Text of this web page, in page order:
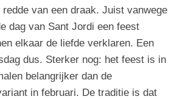
van een draak. Juist vanwege
dag van Sant Jordi een feest
elkaar de liefde verklaren. Een
dus. Sterker nog: het feest is in
belangrijker dan de
in februari. De traditie is dat